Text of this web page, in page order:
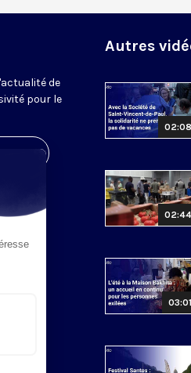
de
pour le
Autres
02:08
02:44
03:01